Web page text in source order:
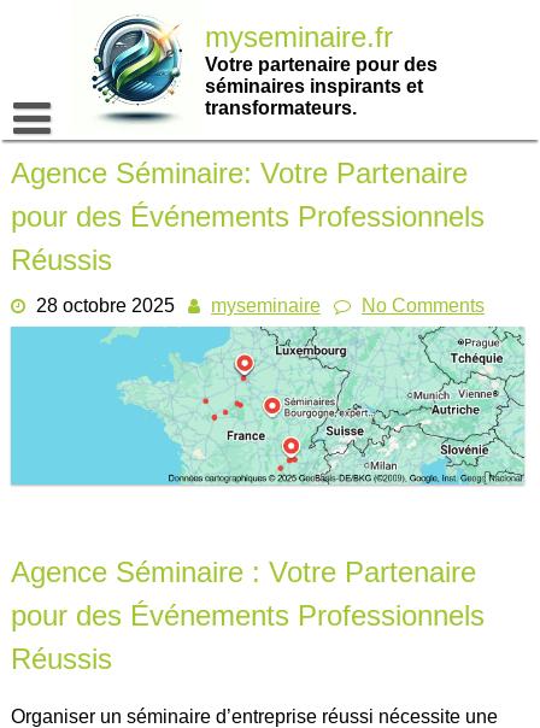
myseminaire.fr
Votre partenaire pour des
séminaires inspirants et
transformateurs.
Agence Séminaire: Votre Partenaire
pour des Événements Professionnels
Réussis
28 octobre 2025 myseminaire No Comments
Agence Séminaire : Votre Partenaire
pour des Événements Professionnels
Réussis
Organiser un séminaire d’entreprise réussi nécessite une